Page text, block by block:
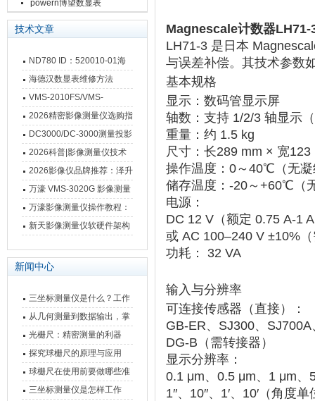
powern博望数显表
技术文章
ND780 ID：520010-01海
德汉数显表故障维修内容
海德汉数显表维修方法
VMS-2010FS/VMS-
3020FS/VMS-4030FS手动
影像测量仪技术参数
2026精密影像测量仪选购指
南 靠谱品牌一站式选型推荐
DC3000/DC-3000测量投影
仪万濠数据处理器数显表故
障维修方法
2026科普|影像测量仪技术
原理、分类及选型应用
2026影像仪品牌推荐：泽升
影像测量仪选型指南
万濠 VMS-3020G 影像测量
仪技术规格与应用解析
万濠影像测量仪操作教程：
从开机到出报告，新手也能
新天影像测量仪软硬件架构
新闻中心
三坐标测量仪是什么？工作
原理、分类与核心功能一次
讲清
从几何测量到数据输出，掌
握万濠影像测量仪的六大核
心能力
光栅尺：精密测量的利器
探究球栅尺的原理与应用
球栅尺在使用前要做哪些准
备工作？
三坐标测量仪是怎样工作
Magnescale计数器LH71-
LH71-3 是日本 ‌
与误差补偿。其技术参数
基本规格
显示 ‌：数码管显示屏
轴数 ‌：支持 ‌ 1/2/3 轴显示
重量 ‌：约 ‌ 1.5 kg
尺寸 ：长289 mm × 宽123
操作温度 ‌：‌ 0～40℃ （无
储存温度 ‌：‌ -20～+60℃ （
电源 ‌：
DC 12 V（额定 0.75 A-1
或 AC 100–240 V ±10%
功耗 ‌： ‌ 32 VA
输入与分辨率
可连接传感器 ‌（直接）：
GB-ER、SJ300、
DG-B（需转接器）
显示分辨率 ‌：
0.1 μm、0.5 μm、1 μm、
1″、10″、1′、10′ （角度单